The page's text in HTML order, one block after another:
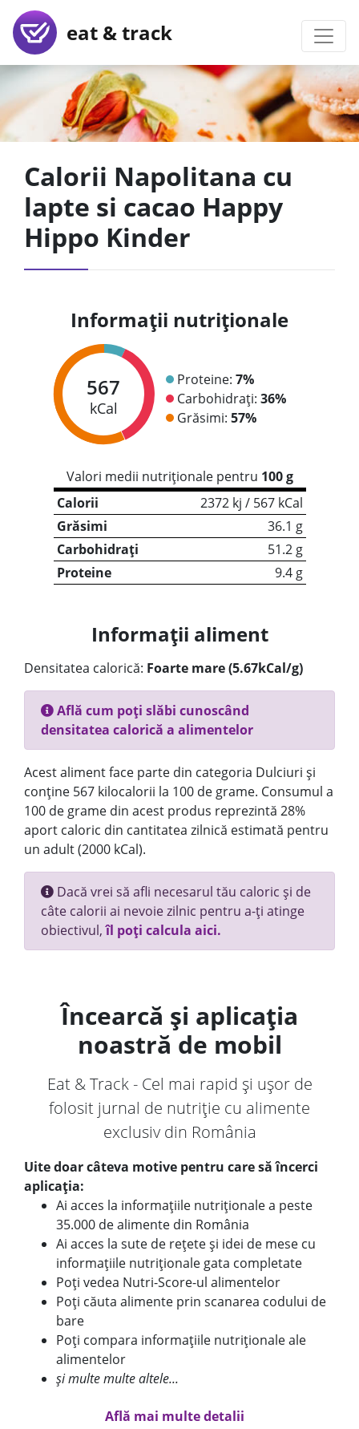
eat & track
Calorii Napolitana cu
lapte si cacao Happy
Hippo Kinder
Informații nutriționale
567
kCal
Proteine: 7%
Carbohidrați: 36%
Grăsimi: 57%
Valori medii nutriționale pentru 100 g
Calorii
2372 kj / 567 kCal
Grăsimi
36.1 g
Carbohidrați
51.2 g
Proteine
9.4 g
Informații aliment
Densitatea calorică: Foarte mare (5.67kCal/g)
Află cum poți slăbi cunoscând
densitatea calorică a alimentelor
Acest aliment face parte din categoria Dulciuri și
conține 567 kilocalorii la 100 de grame. Consumul a
100 de grame din acest produs reprezintă 28%
aport caloric din cantitatea zilnică estimată pentru
un adult (2000 kCal).
Dacă vrei să afli necesarul tău caloric și de
câte calorii ai nevoie zilnic pentru a-ți atinge
obiectivul,îl poți calcula aici.
Încearcă și aplicația
noastră de mobil
Eat & Track - Cel mai rapid și ușor de
folosit jurnal de nutriție cu alimente
exclusiv din România
Uite doar câteva motive pentru care să încerci
aplicația:
Ai acces la informațiile nutriționale a peste
35.000 de alimente din România
Ai acces la sute de rețete și idei de mese cu
informațiile nutriționale gata completate
Poți vedea Nutri-Score-ul alimentelor
Poți căuta alimente prin scanarea codului de
bare
Poți compara informațiile nutriționale ale
alimentelor
și multe multe altele...
Află mai multe detalii